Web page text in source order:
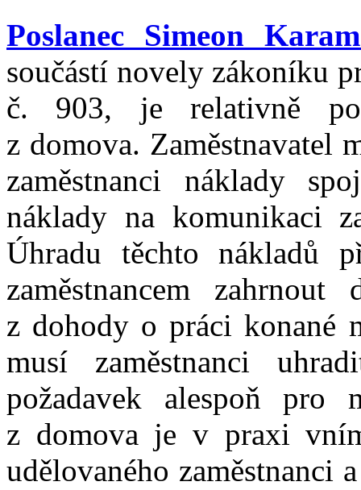
Poslanec Simeon
součástí novely zákoníku
č. 903, je relativně
z domova. Zaměstnavatel
zaměstnanci náklady
náklady na komunikaci
Úhradu těchto nákladů
zaměstnancem
z dohody o práci konané
musí zaměstnanci
požadavek alespoň pro
z domova je v praxi
udělovaného zaměstnanci